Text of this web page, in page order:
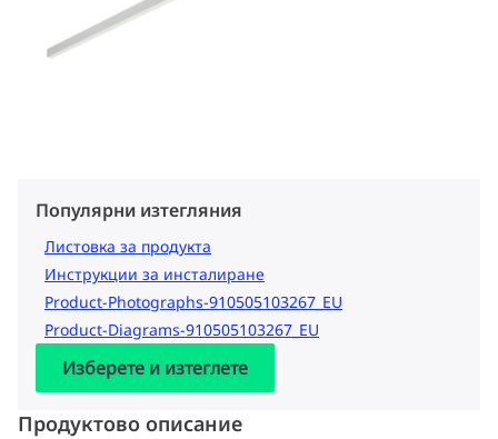
Популярни изтегляния
Листовка за продукта
Инструкции за инсталиране
Product-Photographs-910505103267_EU
Product-Diagrams-910505103267_EU
Изберете и изтеглете
Продуктово описание